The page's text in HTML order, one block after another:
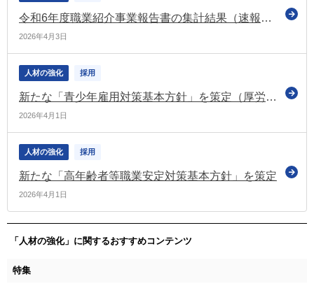
令和6年度職業紹介事業報告書の集計結果（速報）を公表
2026年4月3日
人材の強化 採用
新たな「青少年雇用対策基本方針」を策定（厚労省）
2026年4月1日
人材の強化 採用
新たな「高年齢者等職業安定対策基本方針」を策定
2026年4月1日
「人材の強化」に関するおすすめコンテンツ
特集